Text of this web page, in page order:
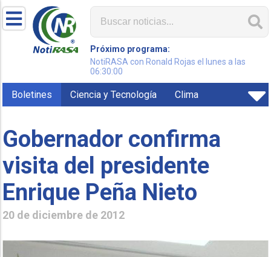
Próximo programa:
NotiRASA con Ronald Rojas el lunes a las
06:30:00
Boletines Ciencia y Tecnología Clima
Gobernador confirma
visita del presidente
Enrique Peña Nieto
20 de diciembre de 2012